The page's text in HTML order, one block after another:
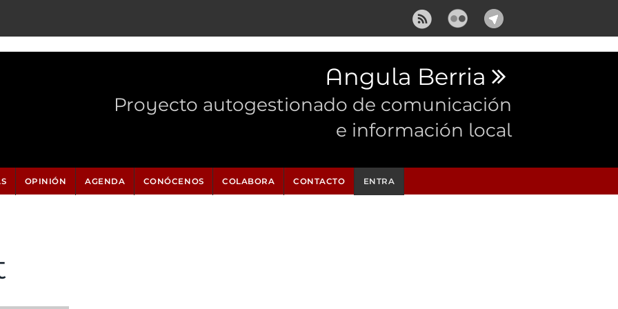
Angula Berria
Proyecto autogestionado de comunicación
e información local
OPINIÓN AGENDA CONÓCENOS COLABORA CONTACTO ENTRA